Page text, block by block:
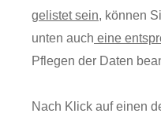
gelistet sein, können
unten auch eine
Pflegen der Daten
Nach Klick auf einen